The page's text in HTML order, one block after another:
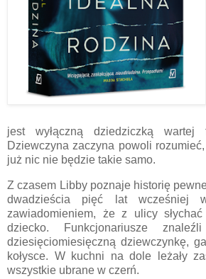
jest wyłączną dziedziczką wartej
Dziewczyna zaczyna powoli
już nic nie będzie takie samo.
Z czasem Libby poznaje historię
dwadzieścia pięć lat wcześniej
zawiadomieniem, że z ulicy
dziecko. Funkcjonariusze
dziesięciomiesięczną dziewczynkę,
kołysce. W kuchni na dole leżały
wszystkie ubrane w czerń.